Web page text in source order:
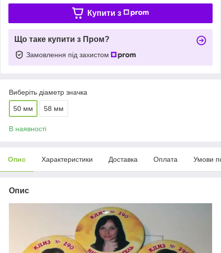
Купити з
Що таке купити з Пром?
Замовлення під захистом
Виберіть діаметр значка
50 мм 58 мм
В наявності
Опис Характеристики Доставка Оплата Умови
Опис